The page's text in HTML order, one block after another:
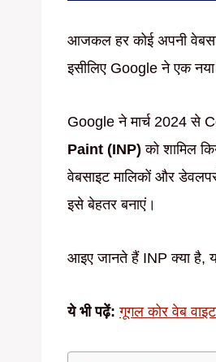
आजकल हर कोई अपनी
इसीलिए Google ने एक
Google ने मार्च 2024 से
Paint (INP) को शामिल
वेबसाइट मालिकों और
इसे बेहतर बनाएं।
आइए जानते हैं INP क्या है,
ये भी पढ़ें: गूगल कोर वेब